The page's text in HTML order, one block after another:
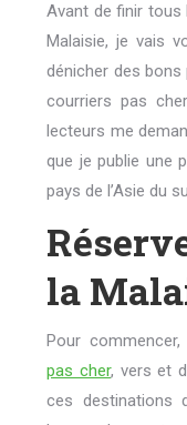
Avant de finir tous
Malaisie, je vais
dénicher des
courriers pas
lecteurs me
que je publie une
pays de l’Asie du
la
Pour
pas cher, vers et
ces destinations